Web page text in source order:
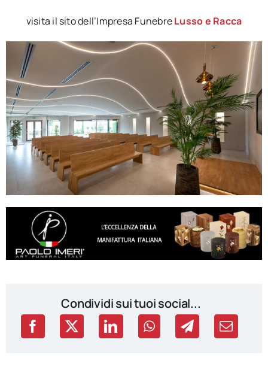
visita il sito dell’Impresa FunebreLusso e Racca
Condividi sui tuoi social...